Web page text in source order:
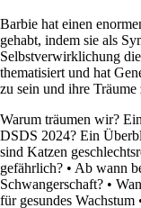
Barbie hat einen
gehabt, indem sie als
Selbstverwirklichung
thematisiert und hat
zu sein und ihre
Warum träumen wir?
DSDS 2024? Ein
sind Katzen
gefährlich? • Ab wann
Schwangerschaft? •
für gesundes Wachstum